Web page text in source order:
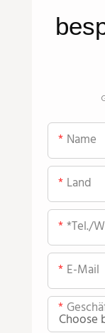
Name
Land
*Tel./
E-Mail